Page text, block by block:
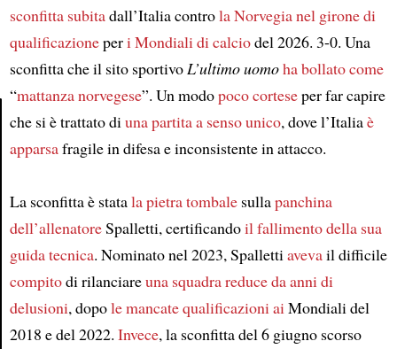
Article
sconfitta subitadall’Italia controla Norvegianel girone di
qualificazioneperi Mondiali di calciodel 2026. 3-0. Una
sconfitta che il sito sportivoL’ultimo uomoha bollato come
“mattanza norvegese”. Un modopoco corteseper far capire
che si è trattato diuna partita a senso unico, dove l’Italiaè
apparsafragile in difesa e inconsistente in attacco.
La sconfitta è statala pietra tombalesullapanchina
dell’allenatoreSpalletti, certificandoil fallimento della sua
guida tecnica. Nominato nel 2023, Spallettiavevail difficile
compitodi rilanciareuna squadra reduce da anni di
delusioni, dopole mancate qualificazioni aiMondiali del
2018 e del 2022. Invece, la sconfitta del 6 giugno scorso